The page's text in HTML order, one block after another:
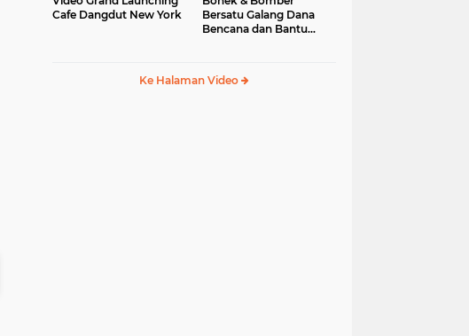
Cafe Dangdut New York
Bersatu Galang Dana
Bencana dan Bantu
Ke Halaman Video